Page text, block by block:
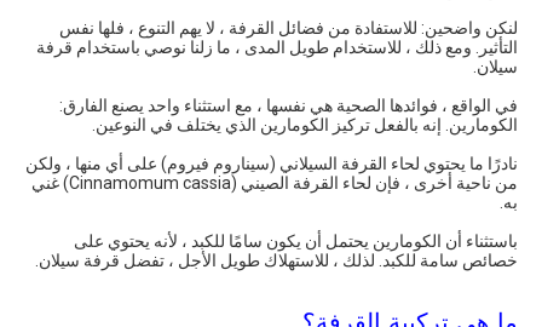
لنكن واضحين: للاستفادة من فضائل القرفة ، لا يهم التنوع ، فلها نفس
التأثير. ومع ذلك ، للاستخدام طويل المدى ، ما زلنا نوصي باستخدام قرفة
سيلان.
في الواقع ، فوائدها الصحية هي نفسها ، مع استثناء واحد يصنع الفارق:
الكومارين. إنه بالفعل تركيز الكومارين الذي يختلف في النوعين.
نادرًا ما يحتوي لحاء القرفة السيلاني (سيناروم فيروم) على أي منها ، ولكن
من ناحية أخرى ، فإن لحاء القرفة الصيني (Cinnamomum cassia) غني
به.
باستثناء أن الكومارين يحتمل أن يكون سامًا للكبد ، لأنه يحتوي على
خصائص سامة للكبد. لذلك ، للاستهلاك طويل الأجل ، تفضل قرفة سيلان.